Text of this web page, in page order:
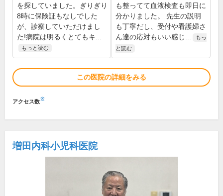
を探していました。ぎりぎり
8時に保険証もなしでした
が、診察していただけまし
た!病院は明るくとてもキ...
もっと読む
も整ってて血液検査も即日に
分かりました。 先生の説明
も丁寧だし、受付や看護婦さ
ん達の応対もいい感じ...
もっ
と読む
この医院の詳細をみる
アクセス数※
増田内科小児科医院